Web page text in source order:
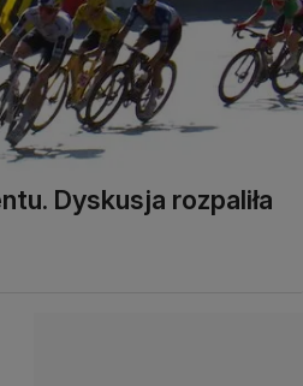
Dyskusja rozpaliła